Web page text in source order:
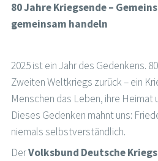
80 Jahre Kriegsende –
gemeinsam handeln
2025 ist ein Jahr des Gedenkens.
Zweiten Weltkriegs zurück – ein
Menschen das Leben, ihre Heimat
Dieses Gedenken mahnt uns:
niemals selbstverständlich.
DerVolksbund Deutsche